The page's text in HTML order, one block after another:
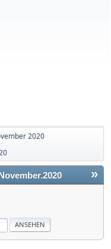
2020
»